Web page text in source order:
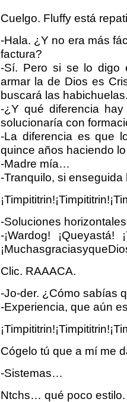
Cuelgo. Fluffy está
-Hala. ¿Y no era más
factura?
-Sí. Pero si se lo digo
armar la de Dios es
buscará las
-¿Y qué diferencia
solucionaría con
-La diferencia es que
quince años haciendo
-Madre mía…
-Tranquilo, si
-Soluciones
-¡Wardog! ¡Queyastá!
Clic. RAAACA.
-Jo-der. ¿Cómo sabías
-Experiencia, que aún
Cógelo tú que a mí me
-Sistemas…
Ntchs… qué poco estilo.